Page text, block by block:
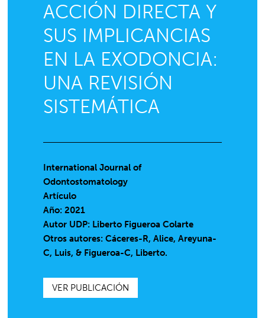
ACCIÓN DIRECTA Y
SUS IMPLICANCIAS
EN LA EXODONCIA:
UNA REVISIÓN
SISTEMÁTICA
International Journal of
Odontostomatology
Artículo
Año: 2021
Autor UDP: Liberto Figueroa Colarte
Otros autores: Cáceres-R, Alice, Areyuna-
C, Luis, & Figueroa-C, Liberto.
VER PUBLICACIÓN